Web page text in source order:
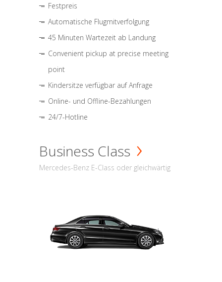
Festpreis
Automatische Flugmitverfolgung
45 Minuten Wartezeit ab Landung
Convenient pickup at precise meeting
point
Kindersitze verfügbar auf Anfrage
Online- und Offline-Bezahlungen
24/7-Hotline
Business Class
Mercedes-Benz E-Class oder gleichwärtig